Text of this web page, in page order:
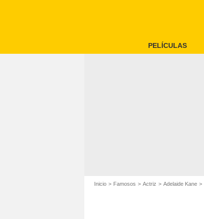
PELÍCULAS
Inicio Famosos Actriz Adelaide Kane